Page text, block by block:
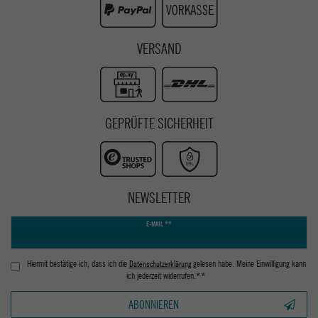
VERSAND
GEPRÜFTE SICHERHEIT
NEWSLETTER
E-MAIL **
Hiermit bestätige ich, dass ich die Daten­schutz­erklärunggelesen habe. Meine Einwilligung kann
ich jederzeit widerrufen.**
ABONNIEREN